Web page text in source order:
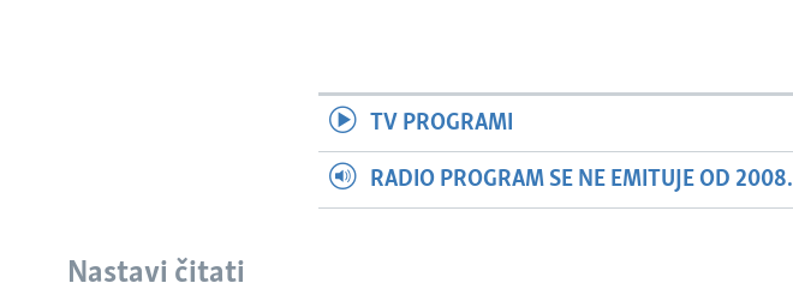
TV PROGRAMI
RADIO PROGRAM SE NE EMITUJE OD 2008.
Nastavi čitati